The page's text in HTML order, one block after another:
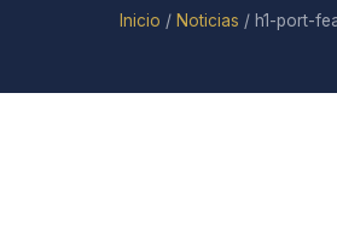
Inicio / Noticias / h1-port-